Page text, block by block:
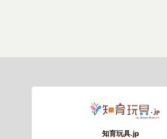
知育玩具.jp